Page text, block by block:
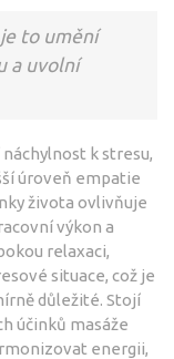
to umění
a uvolní
k stresu,
úroveň empatie
života ovlivňuje
výkon a
relaxaci,
situace, což je
důležité. Stojí
účinků masáže
energii,